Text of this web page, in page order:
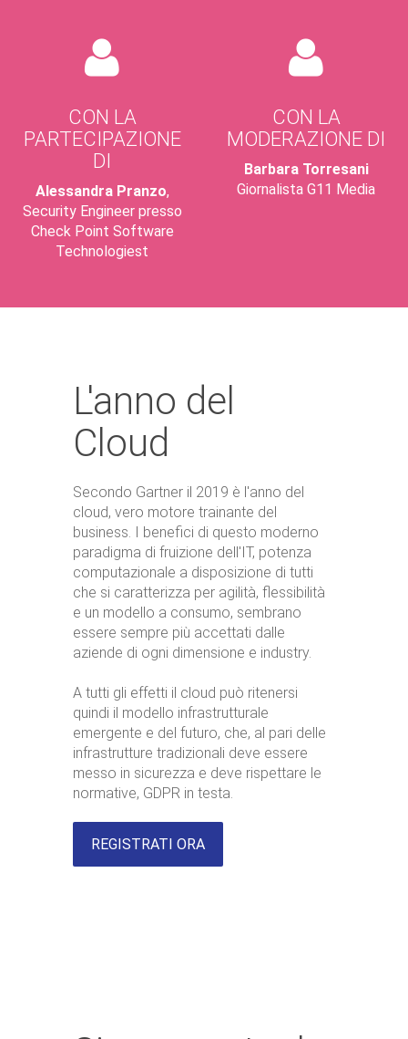
CON LA
PARTECIPAZIONE
DI
Alessandra Pranzo,
Security Engineer presso
Check Point Software
Technologiest
CON LA
MODERAZIONE DI
Barbara Torresani
Giornalista G11 Media
L'anno del
Cloud
Secondo Gartner il 2019 è l'anno del
cloud, vero motore trainante del
business. I benefici di questo moderno
paradigma di fruizione dell'IT, potenza
computazionale a disposizione di tutti
che si caratterizza per agilità, flessibilità
e un modello a consumo, sembrano
essere sempre più accettati dalle
aziende di ogni dimensione e industry.
A tutti gli effetti il cloud può ritenersi
quindi il modello infrastrutturale
emergente e del futuro, che, al pari delle
infrastrutture tradizionali deve essere
messo in sicurezza e deve rispettare le
normative, GDPR in testa.
REGISTRATI ORA